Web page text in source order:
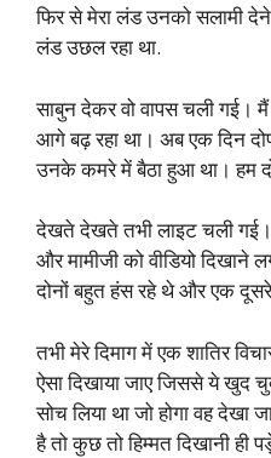
फिर से मेरा लंड उनको सलामी
लंड उछल रहा था.
साबुन देकर वो वापस चली गई।
आगे बढ़ रहा था। अब एक दिन
उनके कमरे में बैठा हुआ था। हम
देखते देखते तभी लाइट चली गई।
और मामीजी को वीडियो
दोनों बहुत हंस रहे थे और एक
तभी मेरे दिमाग में एक शातिर
ऐसा दिखाया जाए जिससे ये खुद
सोच लिया था जो होगा वह देखा
है तो कुछ तो हिम्मत दिखानी ही